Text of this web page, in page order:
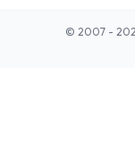
© 2007 -